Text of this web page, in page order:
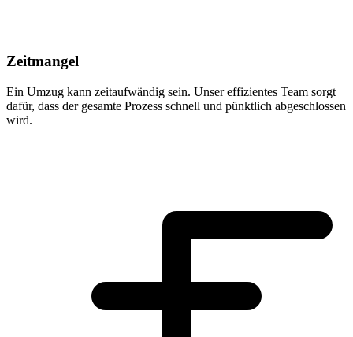
Zeitmangel
Ein Umzug kann zeitaufwändig sein. Unser effizientes Team sorgt
dafür, dass der gesamte Prozess schnell und pünktlich abgeschlossen
wird.